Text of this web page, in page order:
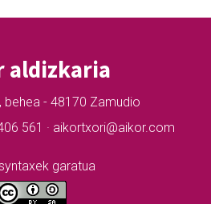
aldizkaria
behea - 48170 Zamudio
561 · aikortxori@aikor.com
garatua